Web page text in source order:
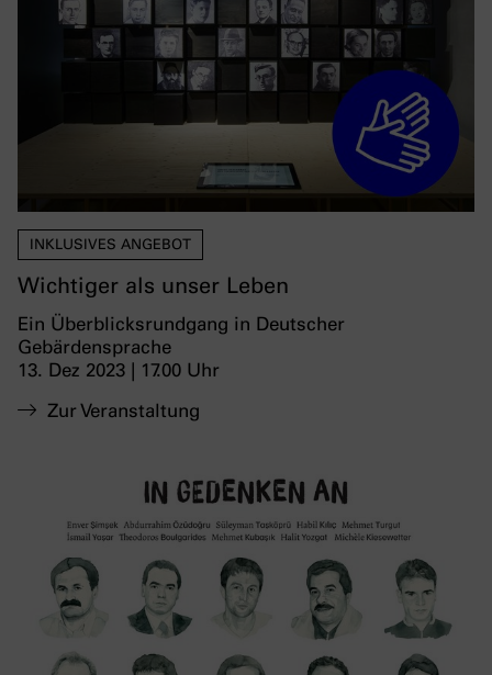
INKLUSIVES ANGEBOT
Wichtiger als unser Leben
Ein Überblicksrundgang in Deutscher
Gebärdensprache
13. Dez 2023 | 17.00 Uhr
Zur Veranstaltung